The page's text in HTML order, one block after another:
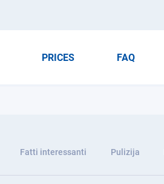
PRICES FAQ
Fatti interessanti Pulizija